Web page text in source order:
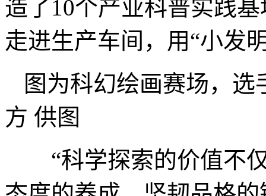
造了10个产业科普实践
走进生产车间，用“小发
图为科幻绘画赛场，选
方 供图
“科学探索的价值不仅